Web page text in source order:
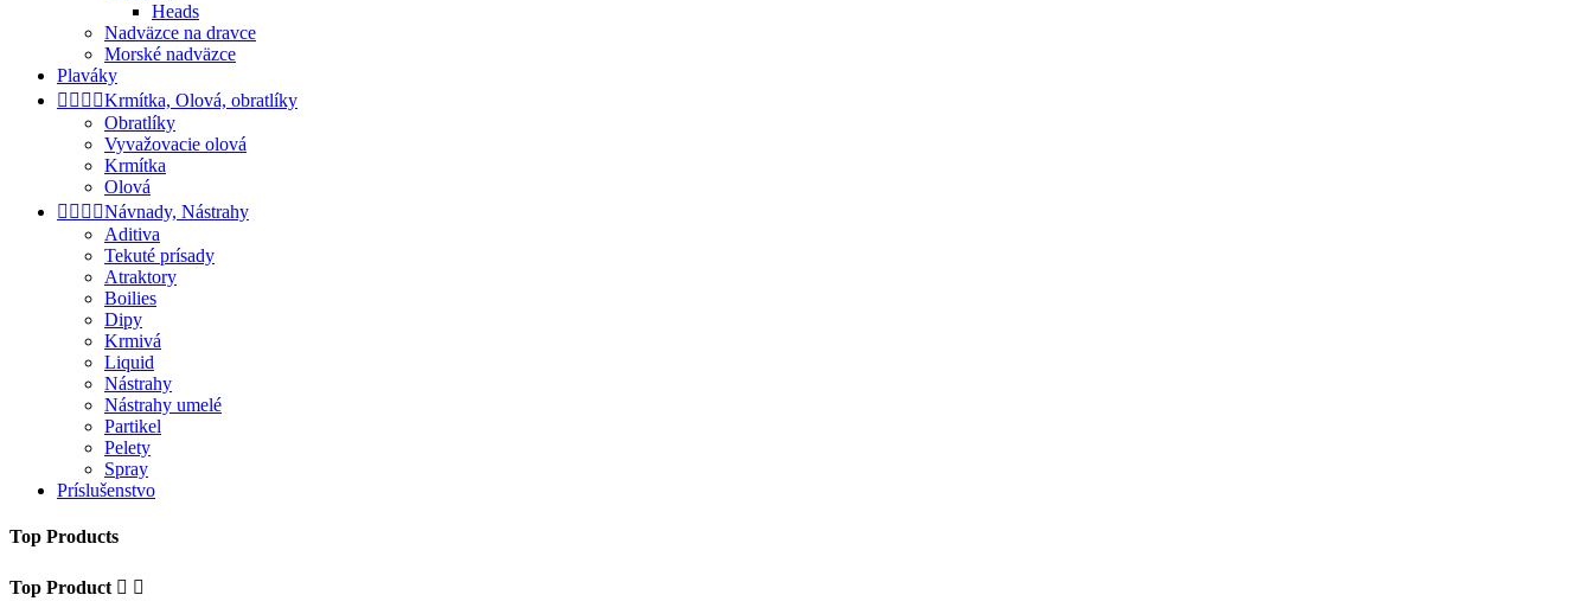
Heads
Nadväzce na dravce
Morské nadväzce
Plaváky
   Krmítka, Olová, obratlíky
Obratlíky
Vyvažovacie olová
Krmítka
Olová
   Návnady, Nástrahy
Aditiva
Tekuté prísady
Atraktory
Boilies
Dipy
Krmivá
Liquid
Nástrahy
Nástrahy umelé
Partikel
Pelety
Spray
Príslušenstvo
Top Products
Top Product  